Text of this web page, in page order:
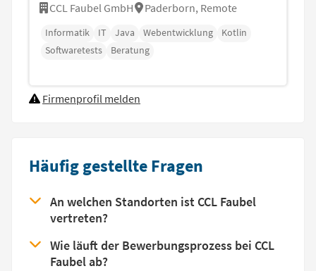
CCL Faubel GmbH Paderborn, Remote
Informatik IT Java Webentwicklung
Kotlin
Softwaretests
Beratung
Firmenprofil melden
Häufig gestellte Fragen
An welchen Standorten ist CCL Faubel
vertreten?
Wie läuft der Bewerbungsprozess bei CCL
Faubel ab?